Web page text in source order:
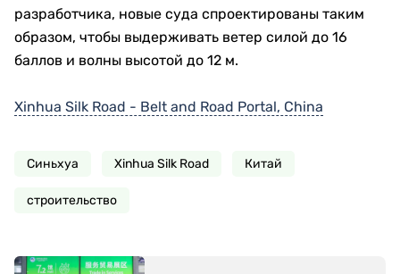
разработчика, новые суда спроектированы таким
образом, чтобы выдерживать ветер силой до 16
баллов и волны высотой до 12 м.
Xinhua Silk Road - Belt and Road Portal, China
Синьхуа Xinhua Silk Road Китай
строительство